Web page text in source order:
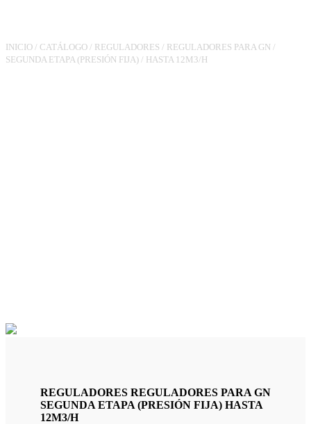
INICIO / CATÁLOGO / REGULADORES / REGULADORES PARA GN /
SEGUNDA ETAPA (PRESIÓN FIJA) / HASTA 12M3/H
REGULADORES REGULADORES PARA GN
SEGUNDA ETAPA (PRESIÓN FIJA) HASTA
12M3/H